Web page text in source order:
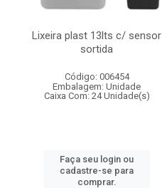
Lixeira plast 13lts c/ sensor
sortida
Código: 006454
Embalagem: Unidade
Caixa Com: 24 Unidade(s)
Faça seu login ou
cadastre-se para
comprar.